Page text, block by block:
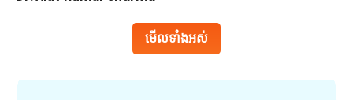
មើលទាំងអស់